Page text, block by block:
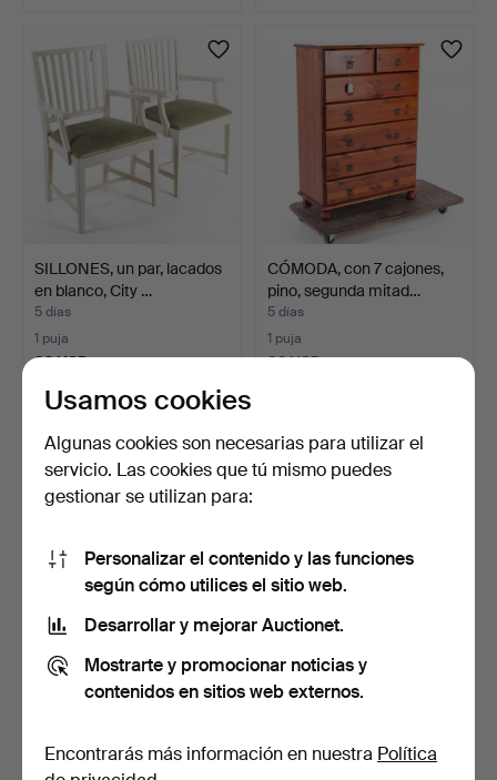
SILLONES, un par, lacados
en blanco, City …
5 días
1 puja
32 USD
CÓMODA, con 7 cajones,
pino, segunda mitad…
5 días
1 puja
32 USD
MESITAS DE NOCHE,
pareja, metal dorado con…
HAUGESEN, Sillas con
brazos, …
6 días
Usamos cookies
Algunas cookies son necesarias para utilizar el
servicio. Las cookies que tú mismo puedes
gestionar se utilizan para:
Personalizar el contenido y las funciones
según cómo utilices el sitio web.
Desarrollar y mejorar Auctionet.
Mostrarte y promocionar noticias y
contenidos en sitios web externos.
Encontrarás más información en nuestra Política